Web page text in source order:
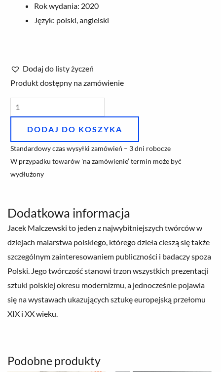
Rok wydania: 2020
Język: polski, angielski
Dodaj do listy życzeń
Produkt dostępny na zamówienie
ilość
Malczewski.
Malarstwo
DODAJ DO KOSZYKA
Standardowy czas wysyłki zamówień – 3 dni robocze
W przypadku towarów 'na zamówienie’ termin może być
wydłużony
Dodatkowa informacja
Jacek Malczewski to jeden z najwybitniejszych twórców w
dziejach malarstwa polskiego, którego dzieła cieszą się także
szczególnym zainteresowaniem publiczności i badaczy spoza
Polski. Jego twórczość stanowi trzon wszystkich prezentacji
sztuki polskiej okresu modernizmu, a jednocześnie pojawia
się na wystawach ukazujących sztukę europejską przełomu
XIX i XX wieku.
Podobne produkty